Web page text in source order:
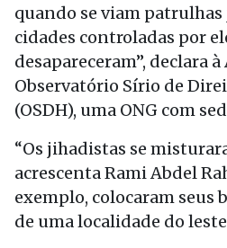
quando se viam
cidades controladas por
desapareceram”, declara
Observatório Sírio de
(OSDH), uma ONG com
“Os jihadistas se
acrescenta Rami Abdel
exemplo, colocaram seus
de uma localidade do